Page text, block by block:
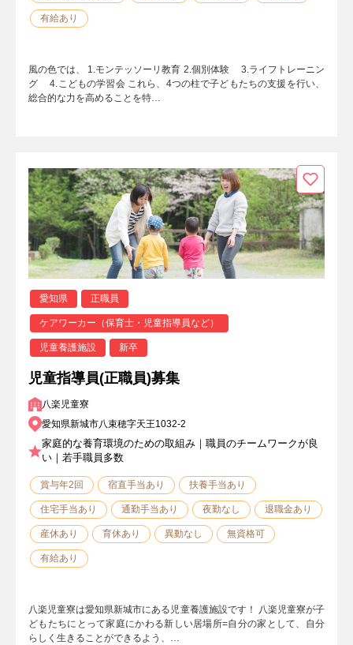
有給あり
風の色では、 1.モンテッソーリ教育 2.個別体験 3.ライフトレーニン
グ 4.こどもの学習会 これら、4つの柱で子どもたちの支援を行い、
総合的な力を高めることを特…
愛知県 正職員
ケアワーカー（保育士・児童指導員など）
児童養護施設 新卒
児童指導員(正職員)募集
八楽児童寮
愛知県新城市八束穂字天王1032-2
家庭的な養育環境のための取組み｜職員のチームワークが良
い｜若手職員多数
賞与年2回 宿直手当あり 扶養手当あり
住宅手当あり 通勤手当あり 夜勤なし 退職金あり
産休あり 育休あり 異動なし 無資格可
有給あり
八楽児童寮は愛知県新城市にある児童養護施設です！ 八楽児童寮が子
どもたちにとって家庭にかわる新しい居場所=自分の家として、自分
らしく生きることができるよう、…